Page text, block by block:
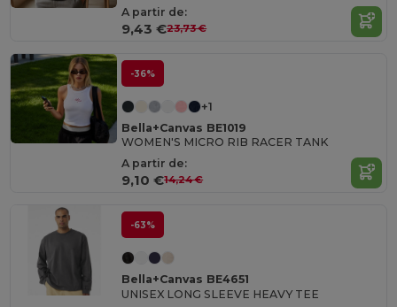
A partir de:
9,43 €23,73 €
-36%
+1
Bella+Canvas BE1019
WOMEN'S MICRO RIB RACER TANK
A partir de:
9,10 €14,24 €
-63%
Bella+Canvas BE4651
UNISEX LONG SLEEVE HEAVY TEE